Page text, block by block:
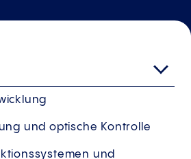
und optische Kontrolle
und